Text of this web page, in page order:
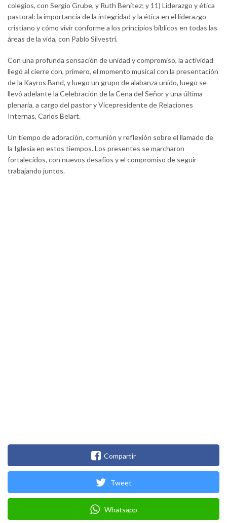
colegios, con Sergio Grube, y Ruth Benítez; y 11) Liderazgo y ética
pastoral: la importancia de la integridad y la ética en el liderazgo
cristiano y cómo vivir conforme a los principios bíblicos en todas las
áreas de la vida, con Pablo Silvestri.
Con una profunda sensación de unidad y compromiso, la actividad
llegó al cierre con, primero, el momento musical con la presentación
de la Kayros Band, y luego un grupo de alabanza unido, luego se
llevó adelante la Celebración de la Cena del Señor y una última
plenaria, a cargo del pastor y Vicepresidente de Relaciones
Internas, Carlos Belart.
Un tiempo de adoración, comunión y reflexión sobre el llamado de
la Iglesia en estos tiempos. Los presentes se marcharon
fortalecidos, con nuevos desafíos y el compromiso de seguir
trabajando juntos.
Compartir
Tweet
Whatsapp